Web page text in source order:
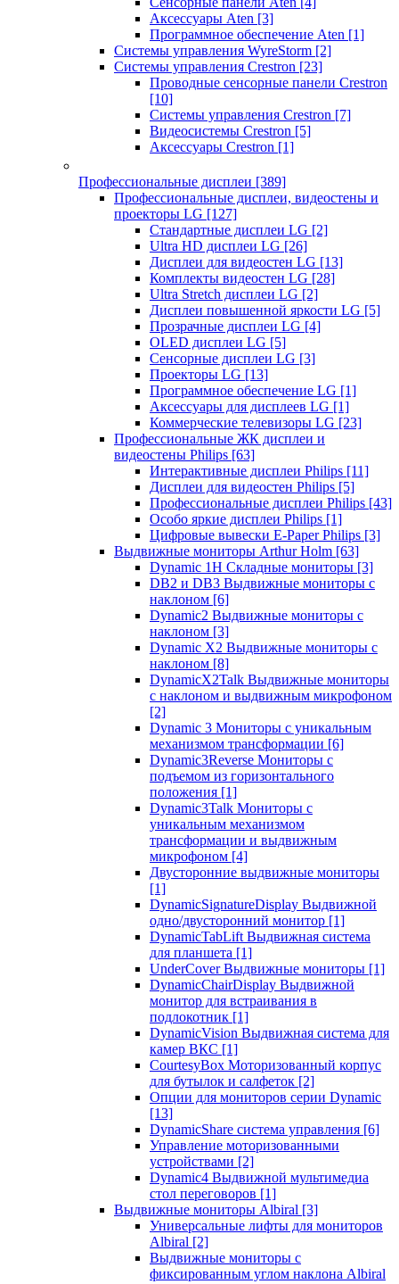
Аксессуары Aten [3]
Программное обеспечение Aten [1]
Системы управления WyreStorm [2]
Системы управления Crestron [23]
Проводные сенсорные панели Crestron
[10]
Системы управления Crestron [7]
Видеосистемы Crestron [5]
Аксессуары Crestron [1]
Профессиональные дисплеи [389]
Профессиональные дисплеи, видеостены и
проекторы LG [127]
Стандартные дисплеи LG [2]
Ultra HD дисплеи LG [26]
Дисплеи для видеостен LG [13]
Комплекты видеостен LG [28]
Ultra Stretch дисплеи LG [2]
Дисплеи повышенной яркости LG [5]
Прозрачные дисплеи LG [4]
OLED дисплеи LG [5]
Сенсорные дисплеи LG [3]
Проекторы LG [13]
Программное обеспечение LG [1]
Аксессуары для дисплеев LG [1]
Коммерческие телевизоры LG [23]
Профессиональные ЖК дисплеи и
видеостены Philips [63]
Интерактивные дисплеи Philips [11]
Дисплеи для видеостен Philips [5]
Профессиональные дисплеи Philips [43]
Особо яркие дисплеи Philips [1]
Цифровые вывески E-Paper Philips [3]
Выдвижные мониторы Arthur Holm [63]
Dynamic 1Н Складные мониторы [3]
DB2 и DB3 Выдвижные мониторы с
наклоном [6]
Dynamic2 Выдвижные мониторы с
наклоном [3]
Dynamic X2 Выдвижные мониторы с
наклоном [8]
DynamicX2Talk Выдвижные мониторы
с наклоном и выдвижным микрофоном
[2]
Dynamic 3 Мониторы с уникальным
механизмом трансформации [6]
Dynamic3Reverse Мониторы с
подъемом из горизонтального
положения [1]
Dynamic3Talk Мониторы с
уникальным механизмом
трансформации и выдвижным
микрофоном [4]
Двусторонние выдвижные мониторы
[1]
DynamicSignatureDisplay Выдвижной
одно/двусторонний монитор [1]
DynamicTabLift Выдвижная система
для планшета [1]
UnderCover Выдвижные мониторы [1]
DynamicChairDisplay Выдвижной
монитор для встраивания в
подлокотник [1]
DynamicVision Выдвижная система для
камер ВКС [1]
CourtesyBox Моторизованный корпус
для бутылок и салфеток [2]
Опции для мониторов серии Dynamic
[13]
DynamicShare система управления [6]
Управление моторизованными
устройствами [2]
Dynamic4 Выдвижной мультимедиа
стол переговоров [1]
Выдвижные мониторы Albiral [3]
Универсальные лифты для мониторов
Albiral [2]
Выдвижные мониторы с
фиксированным углом наклона Albiral